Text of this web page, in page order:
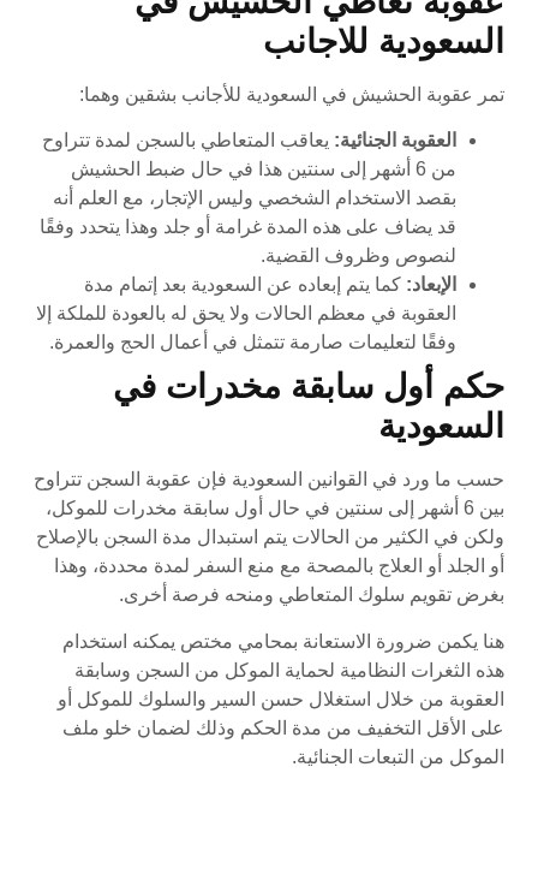
السعودية للاجانب
تمر عقوبة الحشيش في السعودية للأجانب بشقين وهما:
العقوبة الجنائية: يعاقب المتعاطي بالسجن لمدة تتراوح
من 6 أشهر إلى سنتين هذا في حال ضبط الحشيش
بقصد الاستخدام الشخصي وليس الإتجار، مع العلم أنه
قد يضاف على هذه المدة غرامة أو جلد وهذا يتحدد وفقًا
لنصوص وظروف القضية.
الإبعاد: كما يتم إبعاده عن السعودية بعد إتمام مدة
العقوبة في معظم الحالات ولا يحق له بالعودة للملكة إلا
وفقًا لتعليمات صارمة تتمثل في أعمال الحج والعمرة.
حكم أول سابقة مخدرات في
السعودية
حسب ما ورد في القوانين السعودية فإن عقوبة السجن تتراوح
بين 6 أشهر إلى سنتين في حال أول سابقة مخدرات للموكل،
ولكن في الكثير من الحالات يتم استبدال مدة السجن بالإصلاح
أو الجلد أو العلاج بالمصحة مع منع السفر لمدة محددة، وهذا
بغرض تقويم سلوك المتعاطي ومنحه فرصة أخرى.
هنا يكمن ضرورة الاستعانة بمحامي مختص يمكنه استخدام
هذه الثغرات النظامية لحماية الموكل من السجن وسابقة
العقوبة من خلال استغلال حسن السير والسلوك للموكل أو
على الأقل التخفيف من مدة الحكم وذلك لضمان خلو ملف
الموكل من التبعات الجنائية.